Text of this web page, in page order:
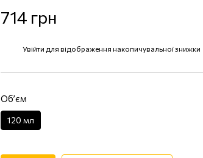
714 грн
Увійти для відображення накопичувальної знижки
Обʼєм
120 мл